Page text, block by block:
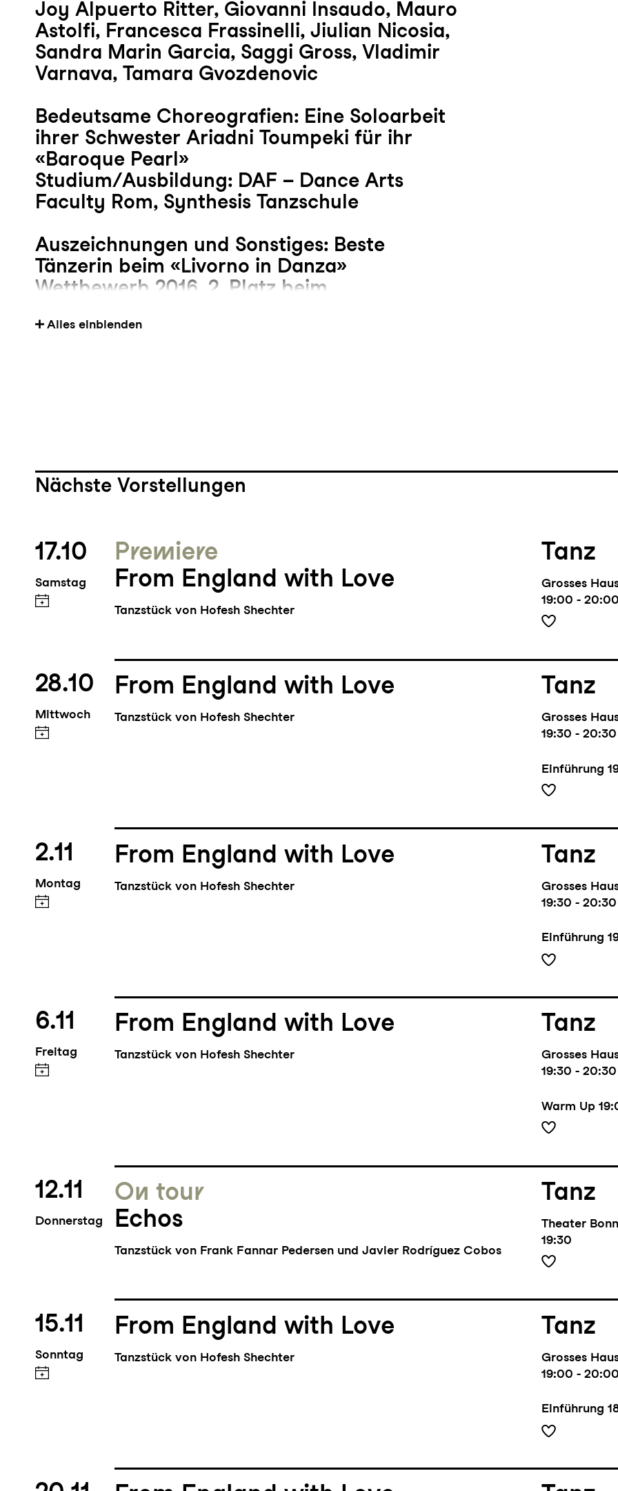
Joy Alpuerto Ritter, Giovanni Insaudo, Mauro
Astolfi, Francesca Frassinelli, Jiulian Nicosia,
Sandra Marin Garcia, Saggi Gross, Vladimir
Varnava, Tamara Gvozdenovic
Bedeutsame Choreografien: Eine Soloarbeit
ihrer Schwester Ariadni Toumpeki für ihr
«Baroque Pearl»
Studium/Ausbildung: DAF – Dance Arts
Faculty Rom, Synthesis Tanzschule
Auszeichnungen und Sonstiges: Beste
Tänzerin beim «Livorno in Danza»
Wettbewerb 2016, 2. Platz beim
2018
Alles einblenden
Nächste Vorstellungen
17.10
Samstag
Premiere
From England with Love
Tanzstück von Hofesh Shechter
Tanz
Grosses
19:00 - 20:00
28.10
Mittwoch
From England with Love
Tanzstück von Hofesh Shechter
Tanz
Grosses
19:30 - 20:30
Einführung
2.11
Montag
From England with Love
Tanzstück von Hofesh Shechter
Tanz
Grosses
19:30 - 20:30
Einführung
6.11
Freitag
From England with Love
Tanzstück von Hofesh Shechter
Tanz
Grosses
19:30 - 20:30
Warm Up
12.11
Donnerstag
On tour
Echos
Tanzstück von Frank Fannar Pedersen und Javier Rodríguez Cobos
Tanz
Theater Bonn
19:30
15.11
Sonntag
From England with Love
Tanzstück von Hofesh Shechter
Tanz
Grosses
19:00 - 20:00
Einführung